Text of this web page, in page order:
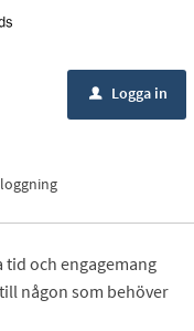
u Logga in
och engagemang
någon som behöver